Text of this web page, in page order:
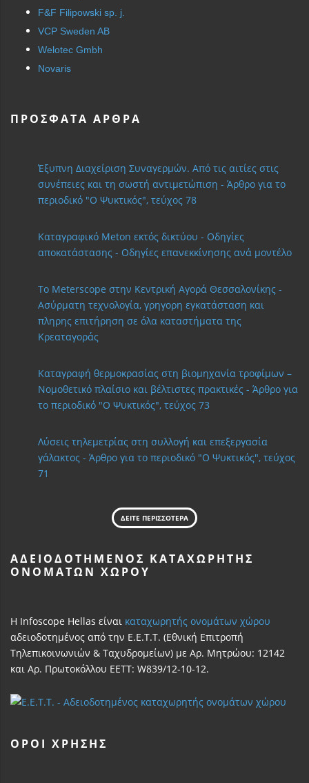
F&F Filipowski sp. j.
VCP Sweden AB
Welotec Gmbh
Novaris
ΠΡΌΣΦΑΤΑ ΆΡΘΡΑ
Έξυπνη Διαχείριση Συναγερμών. Από τις αιτίες στις
συνέπειες και τη σωστή αντιμετώπιση - Άρθρο για το
περιοδικό "Ο Ψυκτικός", τεύχος 78
Καταγραφικό Meton εκτός δικτύου - Οδηγίες
αποκατάστασης - Οδηγίες επανεκκίνησης ανά μοντέλο
Το Meterscope στην Κεντρική Αγορά Θεσσαλονίκης -
Ασύρματη τεχνολογία, γρηγορη εγκατάσταση και
πληρης επιτήρηση σε όλα καταστήματα της
Κρεαταγοράς
Καταγραφή θερμοκρασίας στη βιομηχανία τροφίμων –
Νομοθετικό πλαίσιο και βέλτιστες πρακτικές - Άρθρο για
το περιοδικό "Ο Ψυκτικός", τεύχος 73
Λύσεις τηλεμετρίας στη συλλογή και επεξεργασία
γάλακτος - Άρθρο για το περιοδικό "Ο Ψυκτικός", τεύχος
71
ΔΕΙΤΕ ΠΕΡΙΣΣΟΤΕΡΑ
ΑΔΕΙΟΔΟΤΗΜΈΝΟΣ ΚΑΤΑΧΩΡΗΤΉΣ
ΟΝΟΜΆΤΩΝ ΧΏΡΟΥ
Η Infoscope Hellas είναι καταχωρητής ονομάτων χώρου
αδειοδοτημένος από την Ε.Ε.Τ.Τ. (Εθνική Επιτροπή
Τηλεπικοινωνιών & Ταχυδρομείων) με Αρ. Μητρώου: 12142
και Αρ. Πρωτοκόλλου ΕΕΤΤ: W839/12-10-12.
ΌΡΟΙ ΧΡΗΣΗΣ